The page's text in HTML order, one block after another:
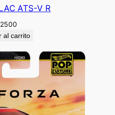
ATS-V R
2500
al carrito